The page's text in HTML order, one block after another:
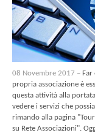
08 Novembre 2017 –
propria associazione è
questa attività alla
vedere i servizi che
rimando alla pagina
su Rete Associazioni".